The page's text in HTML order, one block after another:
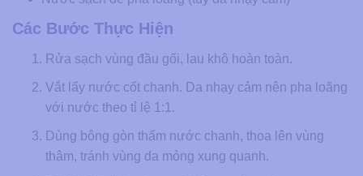
Các Bước Thực Hiện
Rửa sạch vùng đầu gối, lau khô hoàn toàn.
Vắt lấy nước cốt chanh. Da nhạy cảm nên pha loãng
với nước theo tỉ lệ 1:1.
Dùng bông gòn thấm nước chanh, thoa lên vùng
thâm, tránh vùng da mỏng xung quanh.